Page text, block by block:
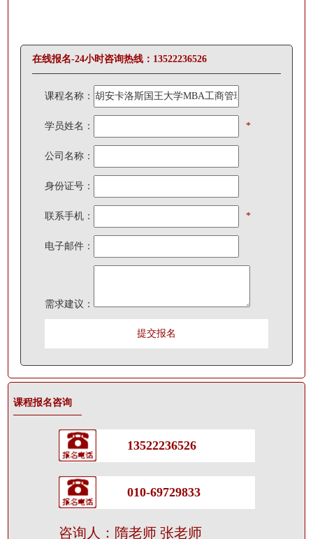
在线报名-24小时咨询热线：13522236526
课程名称：
学员姓名： *
公司名称：
身份证号：
联系手机： *
电子邮件：
需求建议：
课程报名咨询
13522236526
010-69729833
咨询人：隋老师 张老师